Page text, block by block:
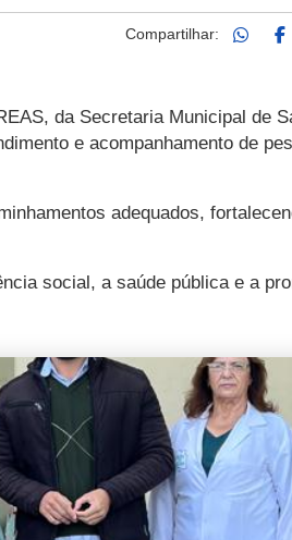
Compartilhar:
da Secretaria Municipal de
e acompanhamento de
adequados,
social, a saúde pública e a